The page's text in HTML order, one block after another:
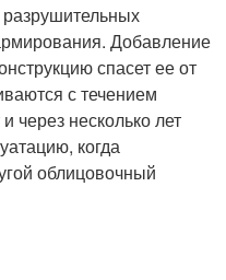
Добавление
спасет ее от
с течением
через несколько лет
когда
облицовочный